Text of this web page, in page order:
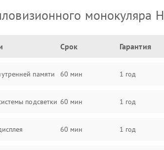
монокуляра
Срок Гарантия
памяти 60 мин 1 год
подсветки 60 мин 1 год
60 мин 1 год